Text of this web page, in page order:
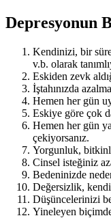
Depresyonun
Kendinizi, bir
v.b. olarak
Eskiden zevk
İştahınızda
Hemen her gün
Eskiye göre çok
Hemen her gün
çekiyorsanız.
Yorgunluk,
Cinsel isteğiniz
Bedeninizde
Değersizlik,
Düşüncelerinizi
Yineleyen